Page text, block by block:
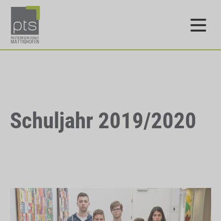
Schuljahr 2019/2020